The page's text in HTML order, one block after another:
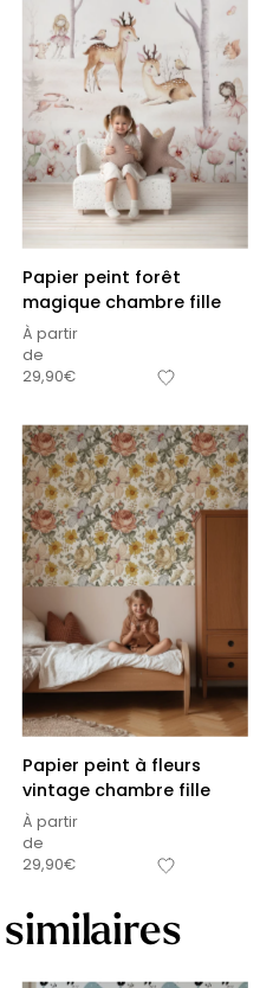
Papier peint forêt
magique chambre fille
À partir
de
29,90€
Papier peint à fleurs
vintage chambre fille
À partir
de
29,90€